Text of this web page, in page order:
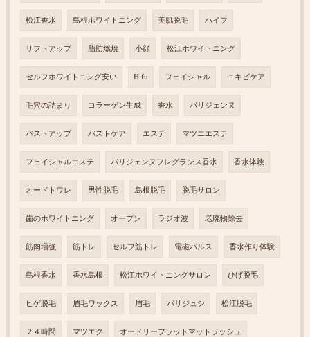
松江香水 島根ホワイトニング 美肌脱毛 ハイフ
リフトアップ 脂肪燃焼 小顔 松江ホワイトニング
セルフホワイトニング安い Hifu フェイシャル ニキビケア
毛穴の詰まり コラーゲン生成 香水 パリジェンヌ
バストアップ バストケア エステ マツエエステ
フェイシャルエステ パリジェンヌフレグランス香水 香水体験
オードトワレ 男性脱毛 島根脱毛 脱毛サロン
歯のホワイトニング オープン ラジオ波 老廃物除去
筋肉増強 筋トレ セルフ筋トレ 電磁パルス 香水作り体験
島根香水 香水島根 松江ホワイトニングサロン ひげ脱毛
ヒゲ脱毛 眉毛ワックス 眉毛 パリジュシ 松江脱毛
２４時間 マツエク オードリーフラットマットラッシュ